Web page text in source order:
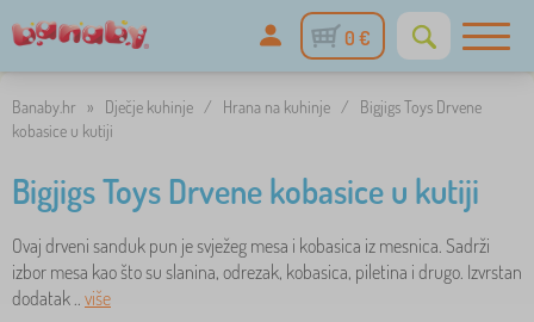
0 €
Banaby.hr » Dječje kuhinje / Hrana na kuhinje /
Bigjigs Toys Drvene
kobasice u kutiji
Bigjigs Toys Drvene kobasice u kutiji
Ovaj drveni sanduk pun je svježeg mesa i kobasica iz mesnica. Sadrži
izbor mesa kao što su slanina, odrezak, kobasica, piletina i drugo. Izvrstan
dodatak .. više